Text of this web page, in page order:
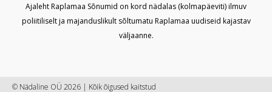
Ajaleht Raplamaa Sõnumid on kord nädalas (kolmapäeviti) ilmuv
poliitiliselt ja majanduslikult sõltumatu Raplamaa uudiseid kajastav
väljaanne.
© Nädaline OÜ 2026 | Kõik õigused kaitstud